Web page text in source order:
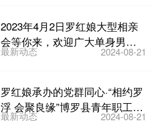
2023年4月2日罗红娘大型相亲
会等你来，欢迎广大单身男女
报名
最新动态 2024-08-21
罗红娘承办的党群同心·“相约罗
浮 会聚良缘”博罗县青年职工相
亲交友活动，开始...
最新动态 2024-08-21